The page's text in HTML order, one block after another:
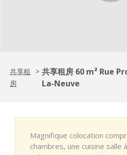
共享租
房
> 共享租房 60 m² Rue
La-Neuve
Magnifique colocation
chambres, une cuisine salle